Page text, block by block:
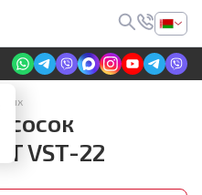
на сайте
VST-22